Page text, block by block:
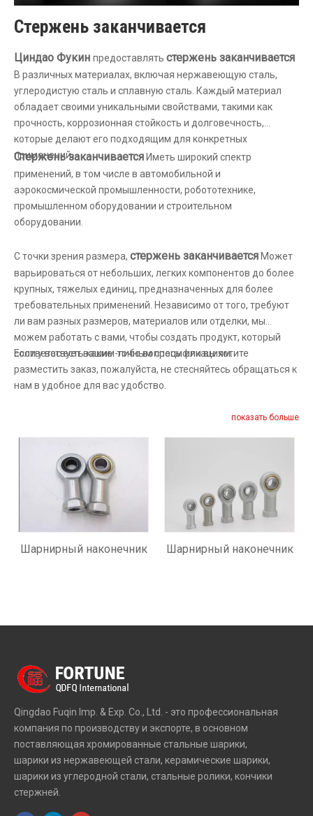
Стержень заканчивается
Циндао Фукин предоставлять стержень заканчивается
В различных материалах, включая нержавеющую сталь,
углеродистую сталь и сплавную сталь. Каждый материал
обладает своими уникальными свойствами, такими как
прочность, коррозионная стойкость и долговечность,
которые делают его подходящим для конкретных
применений.
Стержень заканчивается Иметь широкий спектр
применений, в том числе в автомобильной и
аэрокосмической промышленности, робототехнике,
промышленном оборудовании и строительном
оборудовании.
С точки зрения размера, стержень заканчивается Может
варьироваться от небольших, легких компонентов до более
крупных, тяжелых единиц, предназначенных для более
требовательных применений. Независимо от того, требуют
ли вам разных размеров, материалов или отделки, мы
можем работать с вами, чтобы создать продукт, который
соответствует вашим точным спецификациям.
Если у вас есть какие -либо вопросы или вы хотите
разместить заказ, пожалуйста, не стесняйтесь обращаться к
нам в удобное для вас удобство.
показать больше
Шарнирный наконечник Шарнирный наконечник
Qingdao Fuqin Imp. & Exp. Co., Ltd. - это профессиональная
компания по производству и экспорте, в основном
поставляющая хромированные стальные шарики,
шарики из нержавеющей стали, керамические шарики,
шарики из углеродной стали, стальные ролики, кончики
стержней.